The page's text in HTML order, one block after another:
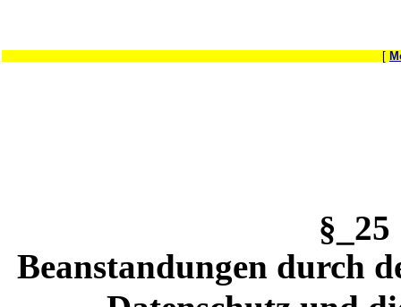
[
Beanstandungen durch